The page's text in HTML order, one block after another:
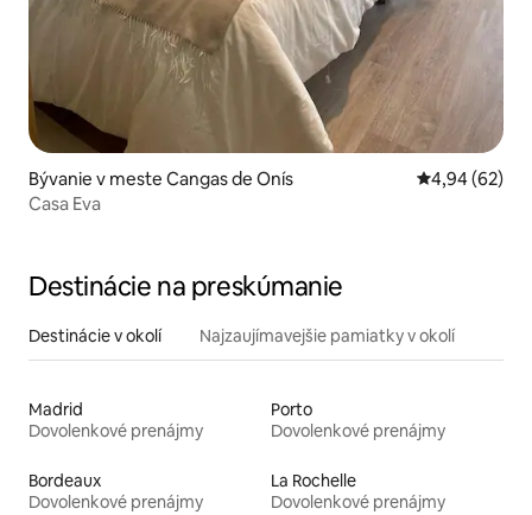
Bývanie v meste Cangas de Onís Priemerné
4,94 (62)
Casa Eva
Destinácie na preskúmanie
Destinácie v okolí Najzaujímavejšie pamiatky v okolí
Madrid
Dovolenkové prenájmy
Porto
Dovolenkové prenájmy
Bordeaux
Dovolenkové prenájmy
La Rochelle
Dovolenkové prenájmy